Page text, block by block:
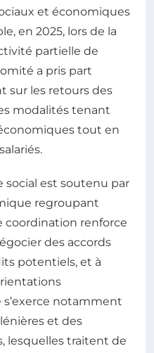
et économiques
en 2025, lors de la
partielle de
a pris part
sur les retours des
modalités tenant
tout en
social est soutenu par
regroupant
coordination renforce
des accords
potentiels, et à
notamment
et des
lesquelles traitent de